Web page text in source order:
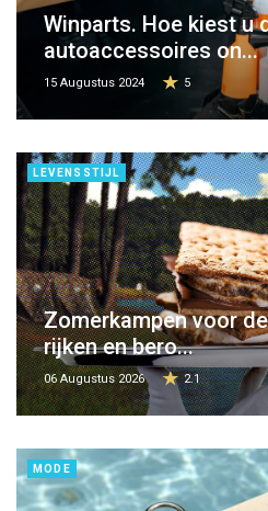
Winparts. Hoe kiest u
autoaccessoires on...
15 Augustus 2024 5
LEVENSSTIJL
Zomerkampen voor
rijken en bero...
06 Augustus 2026 2.1
MODE